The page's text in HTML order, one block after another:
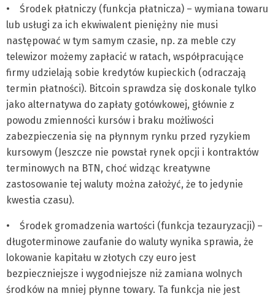
• Środek płatniczy (funkcja płatnicza) – wymiana towaru
lub usługi za ich ekwiwalent pieniężny nie musi
następować w tym samym czasie, np. za meble czy
telewizor możemy zapłacić w ratach, współpracujące
firmy udzielają sobie kredytów kupieckich (odraczają
termin płatności). Bitcoin sprawdza się doskonale tylko
jako alternatywa do zapłaty gotówkowej, głównie z
powodu zmienności kursów i braku możliwości
zabezpieczenia się na płynnym rynku przed ryzykiem
kursowym (Jeszcze nie powstał rynek opcji i kontraktów
terminowych na BTN, choć widząc kreatywne
zastosowanie tej waluty można założyć, że to jedynie
kwestia czasu).
• Środek gromadzenia wartości (funkcja tezauryzacji) –
długoterminowe zaufanie do waluty wynika sprawia, że
lokowanie kapitału w złotych czy euro jest
bezpieczniejsze i wygodniejsze niż zamiana wolnych
środków na mniej płynne towary. Ta funkcja nie jest